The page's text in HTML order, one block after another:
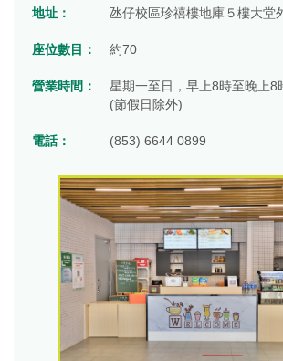
地址： 氹仔校區珍禧樓地庫５樓大堂
座位數目： 約70
營業時間：
星期一至日，早上8時至晚上8
(節假日除外)
電話： (853) 6644 0899